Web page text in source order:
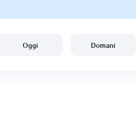
Oggi Domani